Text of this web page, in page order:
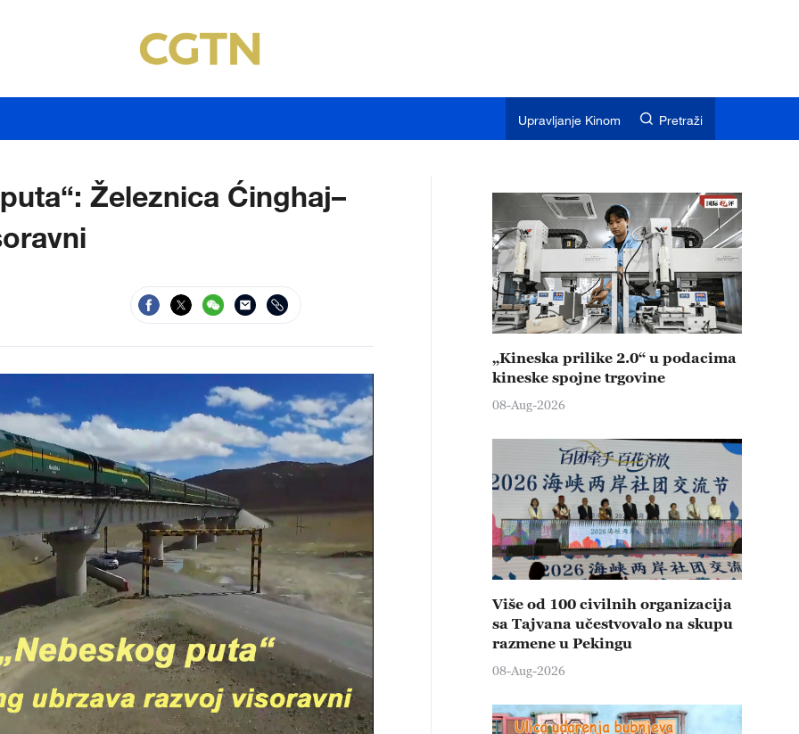
Upravljanje Kinom Pretraži
Železnica Ćinghaj–
„Kineska prilike 2.0“ u podacima
kineske spojne trgovine
08-Aug-2026
Više od 100 civilnih organizacija
sa Tajvana učestvovalo na skupu
razmene u Pekingu
08-Aug-2026